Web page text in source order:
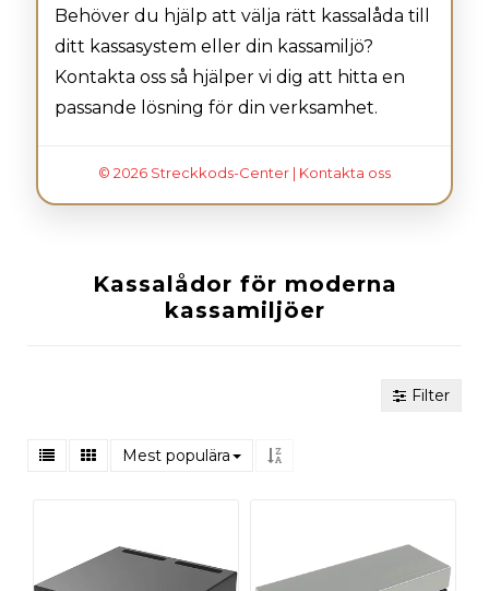
Behöver du hjälp att välja rätt kassalåda till
ditt kassasystem eller din kassamiljö?
Kontakta oss så hjälper vi dig att hitta en
passande lösning för din verksamhet.
© 2026 Streckkods-Center | Kontakta oss
Kassalådor för moderna
kassamiljöer
Filter
Mest populära